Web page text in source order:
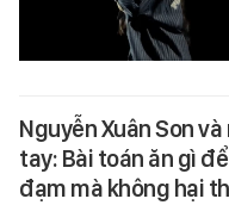
Nguyễn Xuân Son
tay: Bài toán ăn gì
đạm mà không hại